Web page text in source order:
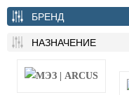
БРЕНД
НАЗНАЧЕНИЕ